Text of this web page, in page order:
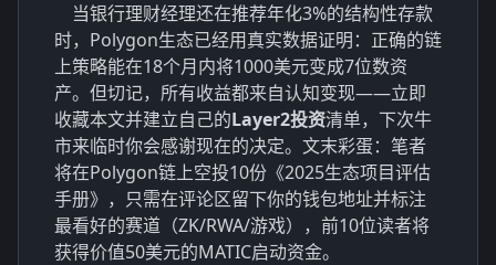
当银行理财经理还在推荐年化3%的结构性存款
时，Polygon生态已经用真实数据证明：正确的链
上策略能在18个月内将1000美元变成7位数资
产。但切记，所有收益都来自认知变现——立即
收藏本文并建立自己的Layer2投资清单，下次牛
市来临时你会感谢现在的决定。文末彩蛋：笔者
将在Polygon链上空投10份《2025生态项目评估
手册》，只需在评论区留下你的钱包地址并标注
最看好的赛道（ZK/RWA/游戏），前10位读者将
获得价值50美元的MATIC启动资金。